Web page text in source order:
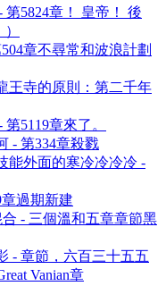
5824章！ 皇帝！ 後
章不尋常和波浪計劃
王寺的原則：第二千年
5119章來了。
- 第334章殺戮
能外面的寒冷冷冷冷 -
過期新建
- 三個溫和五章章節黑
- 章節，六百三十五五
Vanian章